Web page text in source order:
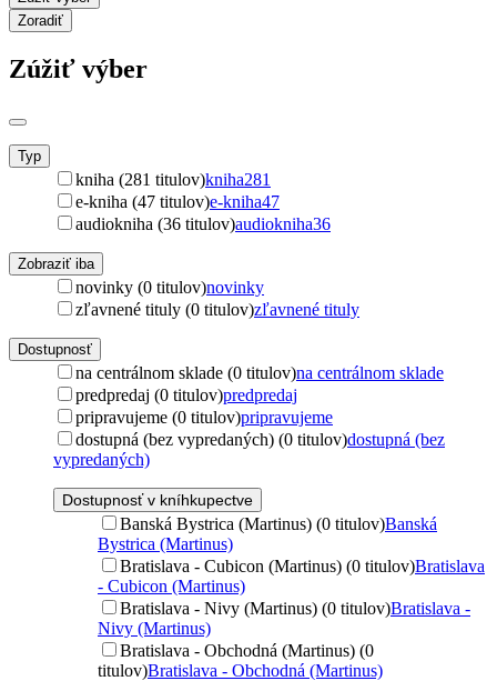
Zoradiť
Zúžiť výber
Typ
kniha (281 titulov)kniha281
e-kniha (47 titulov)e-kniha47
audiokniha (36 titulov)audiokniha36
Zobraziť iba
novinky (0 titulov)novinky
zľavnené tituly (0 titulov)zľavnené tituly
Dostupnosť
na centrálnom sklade (0 titulov)na centrálnom sklade
predpredaj (0 titulov)predpredaj
pripravujeme (0 titulov)pripravujeme
dostupná (bez vypredaných) (0 titulov)dostupná (bez
vypredaných)
Dostupnosť v kníhkupectve
Banská Bystrica (Martinus) (0 titulov)Banská
Bystrica (Martinus)
Bratislava - Cubicon (Martinus) (0 titulov)Bratislava
- Cubicon (Martinus)
Bratislava - Nivy (Martinus) (0 titulov)Bratislava -
Nivy (Martinus)
Bratislava - Obchodná (Martinus) (0
titulov)Bratislava - Obchodná (Martinus)